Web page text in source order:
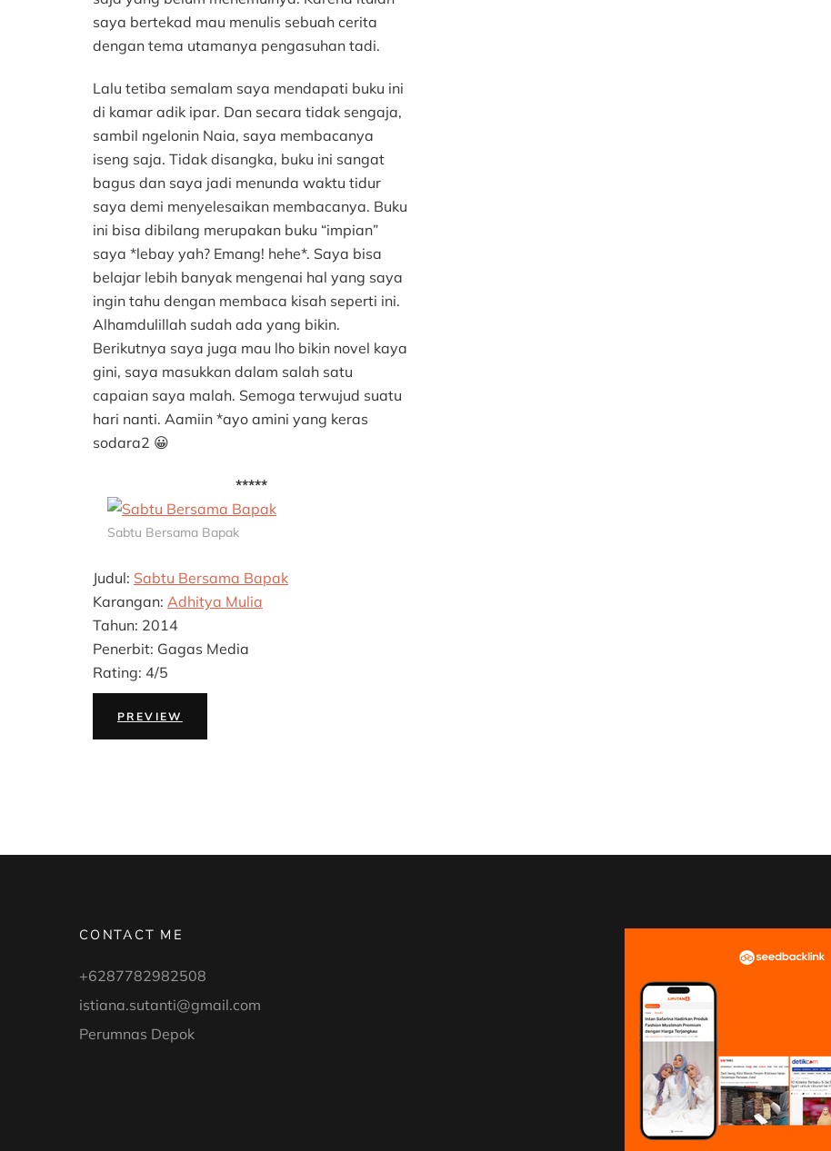
saya bertekad mau menulis sebuah cerita
dengan tema utamanya pengasuhan tadi.
Lalu tetiba semalam saya mendapati buku ini
di kamar adik ipar. Dan secara tidak sengaja,
sambil ngelonin Naia, saya membacanya
iseng saja. Tidak disangka, buku ini sangat
bagus dan saya jadi menunda waktu tidur
saya demi menyelesaikan membacanya. Buku
ini bisa dibilang merupakan buku “impian”
saya *lebay yah? Emang! hehe*. Saya bisa
belajar lebih banyak mengenai hal yang saya
ingin tahu dengan membaca kisah seperti ini.
Alhamdulillah sudah ada yang bikin.
Berikutnya saya juga mau lho bikin novel kaya
gini, saya masukkan dalam salah satu
capaian saya malah. Semoga terwujud suatu
hari nanti. Aamiin *ayo amini yang keras
sodara2 😀
*****
Sabtu Bersama Bapak
Judul: Sabtu Bersama Bapak
Karangan: Adhitya Mulia
Tahun: 2014
Penerbit: Gagas Media
Rating: 4/5
PREVIEW
CONTACT ME
+6287782982508
istiana.sutanti@gmail.com
Perumnas Depok